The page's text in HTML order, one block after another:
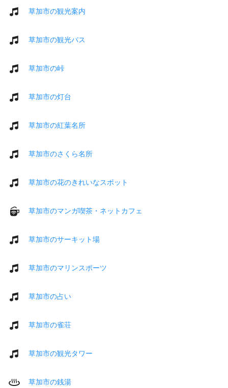
草加市の観光案内
草加市の観光バス
草加市の峠
草加市の灯台
草加市の紅葉名所
草加市のさくら名所
草加市の花のきれいなスポット
草加市のマンガ喫茶・ネットカフェ
草加市のサーキット場
草加市のマリンスポーツ
草加市の占い
草加市の雀荘
草加市の観光タワー
草加市の銭湯